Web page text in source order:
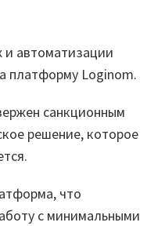
автоматизации
платформу Loginom.
санкционным
решение, которое
что
с минимальными